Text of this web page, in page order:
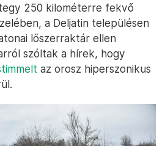
250 kilométerre fekvő
a Deljatin településen
lőszerraktár ellen
szóltak a hírek, hogy
az orosz hiperszonikus